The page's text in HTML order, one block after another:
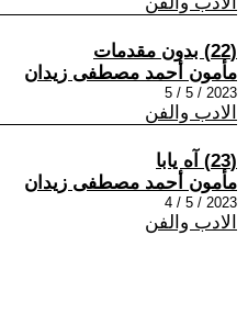
(22) بدون مقدمات
مأمون أحمد مصطفى زيدان
2023 / 5 / 5
الادب والفن
(23) آه يابا
مأمون أحمد مصطفى زيدان
2023 / 5 / 4
الادب والفن